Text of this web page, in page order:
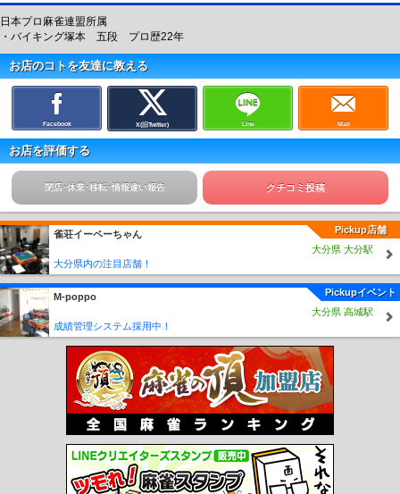
日本プロ麻雀連盟所属
・バイキング塚本 五段 プロ歴22年
お店のコトを友達に教える
Facebook X(旧Twitter) Line Mail
お店を評価する
閉店･休業･移転･情報違い報告 クチコミ投稿
Pickup店舗
雀荘イーペーちゃん
大分県 大分駅
大分県内の注目店舗！
Pickupイベント
M-poppo
大分県 高城駅
成績管理システム採用中！